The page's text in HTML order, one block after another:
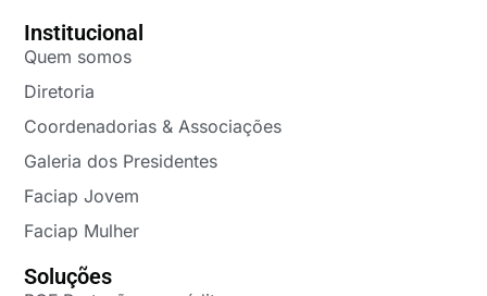
Institucional
Quem somos
Diretoria
Coordenadorias & Associações
Galeria dos Presidentes
Faciap Jovem
Faciap Mulher
Soluções